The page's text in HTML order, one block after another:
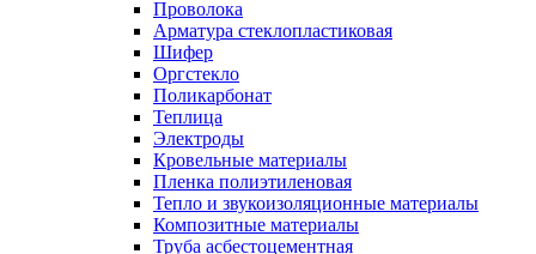
Проволока
Арматура стеклопластиковая
Шифер
Оргстекло
Поликарбонат
Теплица
Электроды
Кровельные материалы
Пленка полиэтиленовая
Тепло и звукоизоляционные материалы
Композитные материалы
Труба асбестоцементная